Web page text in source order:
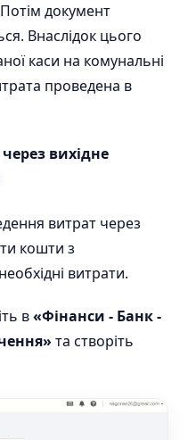
документ
Внаслідок цього
каси на комунальні
проведена в
вихідне
витрат через
кошти з
витрати.
в«Фінанси - Банк -
та створіть